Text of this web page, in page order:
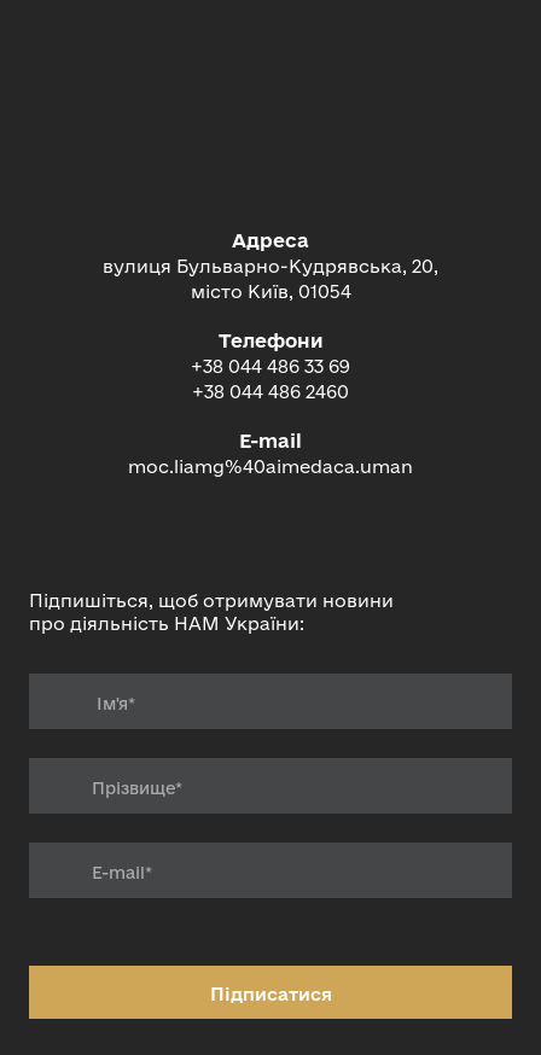
Адреса
вулиця Бульварно-Кудрявська, 20,
місто Київ, 01054
Телефони
+38 044 486 33 69
+38 044 486 2460
E-mail
moc.liamg%40aimedaca.uman
Підпишіться, щоб отримувати новини
про діяльність НАМ України:
Підписатися